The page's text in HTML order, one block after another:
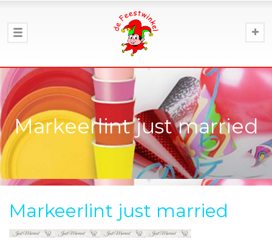
Markeerlint just married
Markeerlint just married